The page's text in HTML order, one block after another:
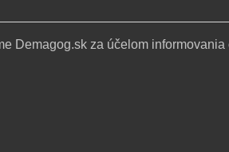
Demagog.sk za účelom informovania